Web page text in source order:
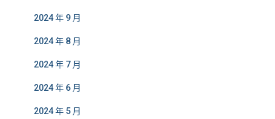
2024 年 9 月
2024 年 8 月
2024 年 7 月
2024 年 6 月
2024 年 5 月